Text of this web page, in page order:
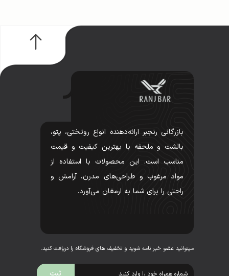
بازرگانی رنجبر ارائه‌دهنده انواع روتختی، پتو،
بالشت و ملحفه با بهترین کیفیت و قیمت
مناسب است. این محصولات با استفاده از
مواد مرغوب و طراحی‌های مدرن، آرامش و
راحتی را برای شما به ارمغان می‌آورد.
میتوانید عضو خبر نامه شوید و تخفیف های فروشگاه را دریافت کنید.